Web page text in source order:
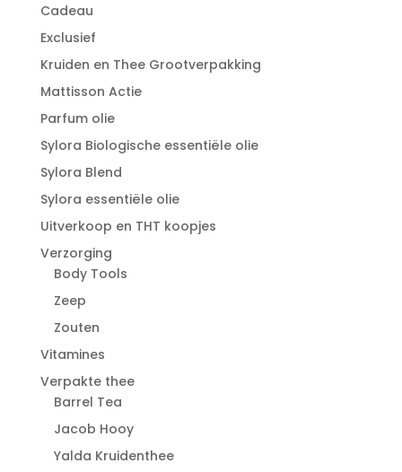
Cadeau
Exclusief
Kruiden en Thee Grootverpakking
Mattisson Actie
Parfum olie
Sylora Biologische essentiële olie
Sylora Blend
Sylora essentiële olie
Uitverkoop en THT koopjes
Verzorging
Body Tools
Zeep
Zouten
Vitamines
Verpakte thee
Barrel Tea
Jacob Hooy
Yalda Kruidenthee